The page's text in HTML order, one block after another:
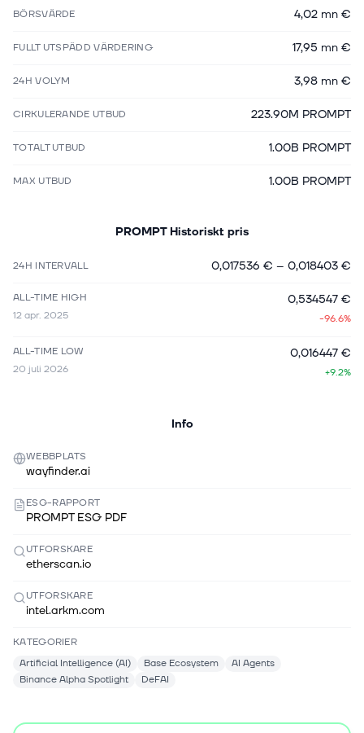
BÖRSVÄRDE 4,02 mn €
FULLT UTSPÄDD VÄRDERING 17,95 mn €
24H VOLYM 3,98 mn €
CIRKULERANDE UTBUD 223.90M PROMPT
TOTALT UTBUD 1.00B PROMPT
MAX UTBUD 1.00B PROMPT
PROMPT Historiskt pris
24H INTERVALL 0,017536 € – 0,018403 €
ALL-TIME HIGH
12 apr. 2025
0,534547 €
-96.6%
ALL-TIME LOW
20 juli 2026
0,016447 €
+9.2%
Info
WEBBPLATS
wayfinder.ai
ESG-RAPPORT
PROMPT ESG PDF
UTFORSKARE
etherscan.io
UTFORSKARE
intel.arkm.com
KATEGORIER
Artificial Intelligence (AI)
Base Ecosystem
AI Agents
Binance Alpha Spotlight
DeFAI